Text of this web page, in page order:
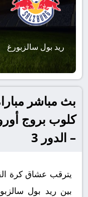
ريد بول سالزبورغ
بث مباشر
كلوب بروج
– الدور 3
يترقب عشاق كرة
بين ريد بول